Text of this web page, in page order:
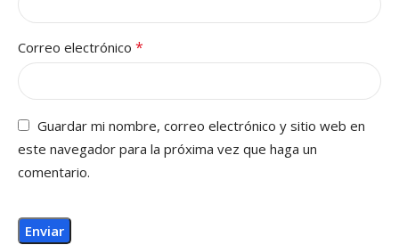
Correo electrónico *
Guardar mi nombre, correo electrónico y sitio web en
este navegador para la próxima vez que haga un
comentario.